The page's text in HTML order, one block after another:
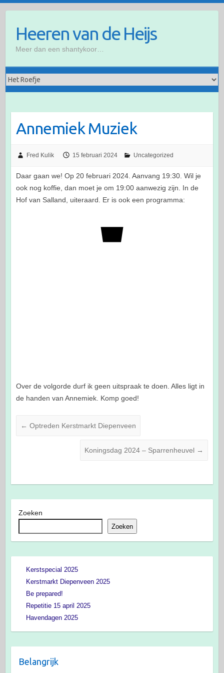
Heeren van de Heijs
Meer dan een shantykoor…
Annemiek Muziek
Fred Kulik 15 februari 2024 Uncategorized
Daar gaan we! Op 20 februari 2024. Aanvang 19:30. Wil je
ook nog koffie, dan moet je om 19:00 aanwezig zijn. In de
Hof van Salland, uiteraard. Er is ook een programma:
Over de volgorde durf ik geen uitspraak te doen. Alles ligt in
de handen van Annemiek. Komp goed!
← Optreden Kerstmarkt Diepenveen
Koningsdag 2024 – Sparrenheuvel →
Zoeken
Zoeken
Kerstspecial 2025
Kerstmarkt Diepenveen 2025
Be prepared!
Repetitie 15 april 2025
Havendagen 2025
Belangrijk